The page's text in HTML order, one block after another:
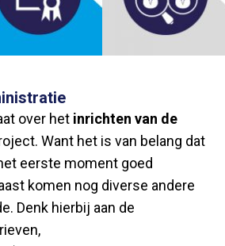
over het inrichten van de
Want het is van belang dat
eerste moment goed
komen nog diverse andere
Denk hierbij aan de